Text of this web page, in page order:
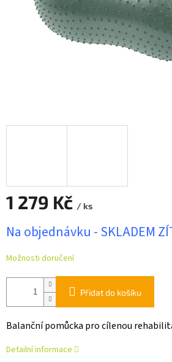
1 279 Kč / ks
cena:
Na objednávku - SKLADEM
Možnosti doručení
Přidat do košíku
Balanční pomůcka pro cílenou
Detailní informace